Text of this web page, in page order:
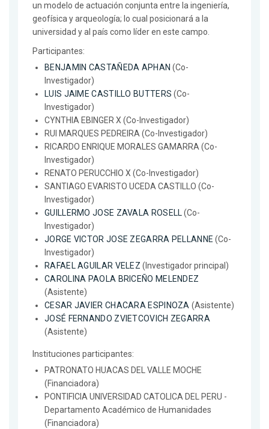
un modelo de actuación conjunta entre la ingeniería,
geofísica y arqueología; lo cual posicionará a la
universidad y al país como líder en este campo.
Participantes:
BENJAMIN CASTAÑEDA APHAN (Co-
Investigador)
LUIS JAIME CASTILLO BUTTERS (Co-
Investigador)
CYNTHIA EBINGER X (Co-Investigador)
RUI MARQUES PEDREIRA (Co-Investigador)
RICARDO ENRIQUE MORALES GAMARRA (Co-
Investigador)
RENATO PERUCCHIO X (Co-Investigador)
SANTIAGO EVARISTO UCEDA CASTILLO (Co-
Investigador)
GUILLERMO JOSE ZAVALA ROSELL(Co-
Investigador)
JORGE VICTOR JOSE ZEGARRA PELLANNE (Co-
Investigador)
RAFAEL AGUILAR VELEZ (Investigador principal)
CAROLINA PAOLA BRICEÑO MELENDEZ
(Asistente)
CESAR JAVIER CHACARA ESPINOZA (Asistente)
JOSÉ FERNANDO ZVIETCOVICH ZEGARRA
(Asistente)
Instituciones participantes:
PATRONATO HUACAS DEL VALLE MOCHE
(Financiadora)
PONTIFICIA UNIVERSIDAD CATOLICA DEL PERU -
Departamento Académico de Humanidades
(Financiadora)